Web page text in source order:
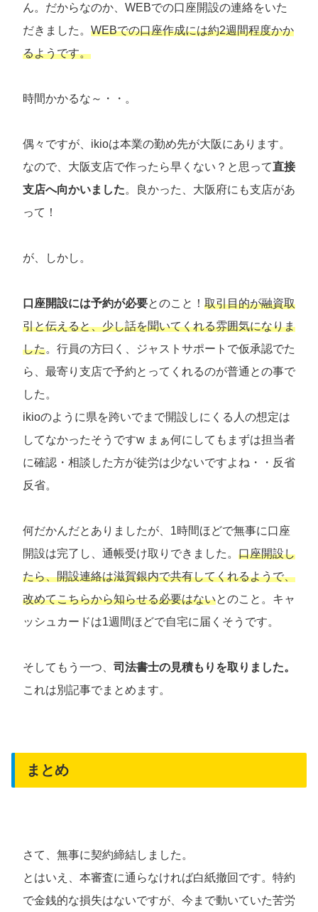
ん。だからなのか、WEBでの口座開設の連絡をいた
だきました。 WEBでの口座作成には約2週間程度かか
るようです。
時間かかるな～・・。
偶々ですが、ikioは本業の勤め先が大阪にあります。
なので、大阪支店で作ったら早くない？と思って直接
支店へ向かいました。良かった、大阪府にも支店があ
って！
が、しかし。
口座開設には予約が必要とのこと！ 取引目的が融資取
引と伝えると、少し話を聞いてくれる雰囲気になりま
した。行員の方曰く、ジャストサポートで仮承認でた
ら、最寄り支店で予約とってくれるのが普通との事で
した。
ikioのように県を跨いでまで開設しにくる人の想定は
してなかったそうですw まぁ何にしてもまずは担当者
に確認・相談した方が徒労は少ないですよね・・反省
反省。
何だかんだとありましたが、1時間ほどで無事に口座
開設は完了し、通帳受け取りできました。 口座開設し
たら、開設連絡は滋賀銀内で共有してくれるようで、
改めてこちらから知らせる必要はないとのこと。キャ
ッシュカードは1週間ほどで自宅に届くそうです。
そしてもう一つ、 司法書士の見積もりを取りました。
これは別記事でまとめます。
まとめ
さて、無事に契約締結しました。
とはいえ、本審査に通らなければ白紙撤回です。特約
で金銭的な損失はないですが、今まで動いていた苦労